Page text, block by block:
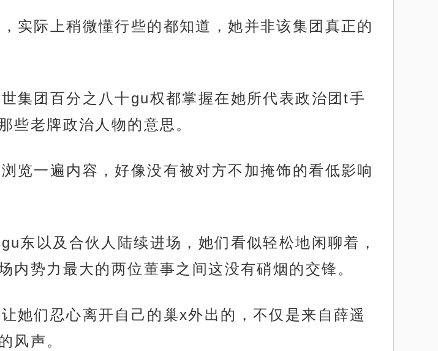
实际上稍微懂行些的都知道，她并非该集团真正的
集团百分之八十gu权都掌握在她所代表政治团t手
些老牌政治人物的意思。
览一遍内容，好像没有被对方不加掩饰的看低影响
东以及合伙人陆续进场，她们看似轻松地闲聊着，
势力最大的两位董事之间这没有硝烟的交锋。
她们忍心离开自己的巢x外出的，不仅是来自薛遥
风声。